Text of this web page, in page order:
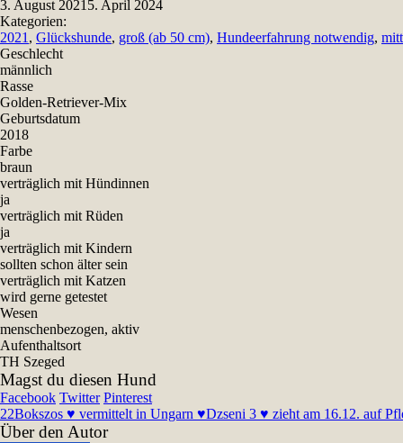
3. August 2021 5. April 2024
Kategorien:
2021 , Glückshunde, groß (ab 50 cm), Hundeerfahrung notwendig,
Geschlecht
männlich
Rasse
Golden-Retriever-Mix
Geburtsdatum
2018
Farbe
braun
verträglich mit Hündinnen
ja
verträglich mit Rüden
ja
verträglich mit Kindern
sollten schon älter sein
verträglich mit Katzen
wird gerne getestet
Wesen
menschenbezogen, aktiv
Aufenthaltsort
TH Szeged
Magst du diesen Hund
Facebook Twitter Pinterest
22Bokszos ♥ vermittelt in Ungarn ♥Dzseni 3 ♥ zieht am 16.12. auf
Über den Autor